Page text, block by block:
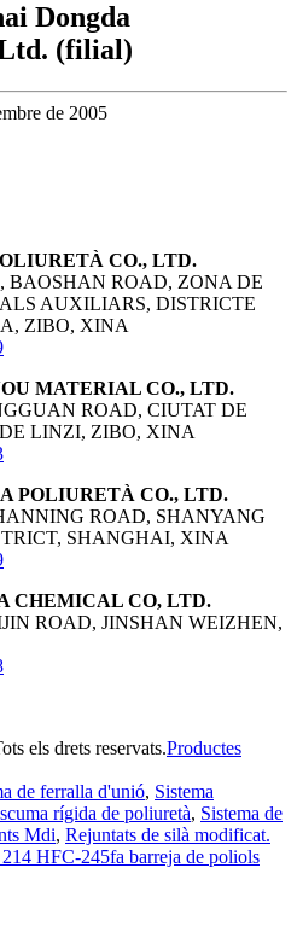
Dongda
(filial)
de 2005
CO., LTD.
BAOSHAN ROAD, ZONA DE
AUXILIARS, DISTRICTE
ZIBO, XINA
MATERIAL CO., LTD.
ROAD, CIUTAT DE
LINZI, ZIBO, XINA
POLIURETÀ CO., LTD.
ROAD, SHANYANG
SHANGHAI, XINA
CHEMICAL CO, LTD.
ROAD, JINSHAN WEIZHEN,
els drets reservats.Productes
de ferralla d'unió, Sistema
rígida de poliuretà, Sistema de
Mdi, Rejuntats de silà modificat.
HFC-245fa barreja de poliols